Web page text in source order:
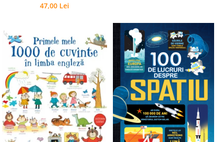
47,00 Lei